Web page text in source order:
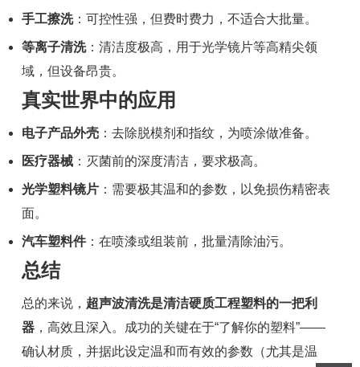
手工擦洗：可控性强，但费时费力，不适合大批量。
等离子清洗：清洁度极高，用于光学镜片等高精尖领
域，但设备昂贵。
真实世界中的应用
电子产品外壳 ：去除脱模剂和指纹，为喷涂做准备。
医疗器械 ：灭菌前的深度清洁，要求极高。
光学塑料镜片 ：需要极其温和的参数，以免损伤精密表
面。
汽车塑料件：在喷漆或组装前，批量清除油污。
总结
总的来说， 超声波清洗是清洁硬质工程塑料的一把利
器 ，高效且深入。成功的关键在于“了解你的塑料”——
确认材质，并据此设定温和而有效的参数（尤其是温